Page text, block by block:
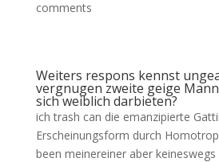
comments
Weiters respons kennst
vergnugen zweite geige
sich weiblich darbieten?
ich trash can die emanzipierte
Erscheinungsform durch
been meinereiner aber